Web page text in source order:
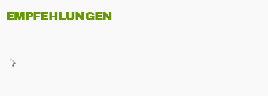
EMPFEHLUNGEN